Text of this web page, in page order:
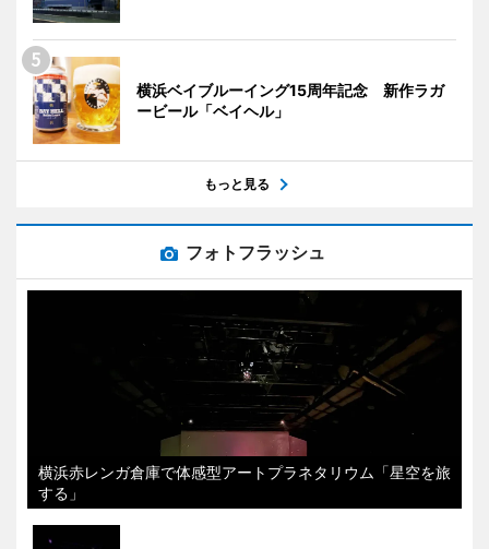
横浜ベイブルーイング15周年記念 新作ラガ
ービール「ベイヘル」
もっと見る
フォトフラッシュ
横浜赤レンガ倉庫で体感型アートプラネタリウム「星空を旅
する」